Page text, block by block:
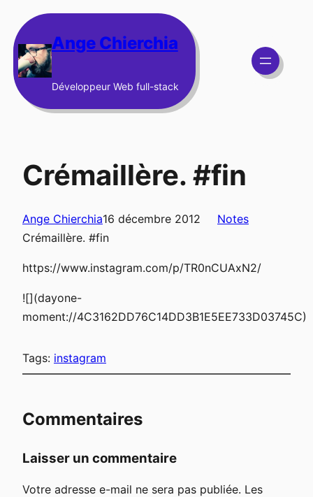
au
contenu Ange Chierchia
Développeur Web full-stack
Crémaillère. #fin
Ange Chierchia16 décembre 2012
Notes
Crémaillère. #fin
https://www.instagram.com/p/TR0nCUAxN2/
![](dayone-
moment://4C3162DD76C14DD3B1E5EE733D03745C)
Tags: instagram
Commentaires
Laisser un commentaire
Votre adresse e-mail ne sera pas publiée. Les